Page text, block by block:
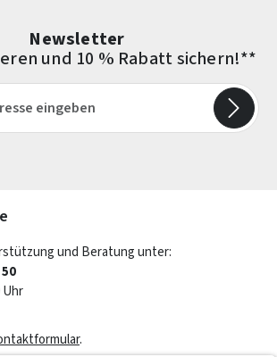
Newsletter
und 10 % Rabatt sichern!**
und Beratung unter:
Uhr
.